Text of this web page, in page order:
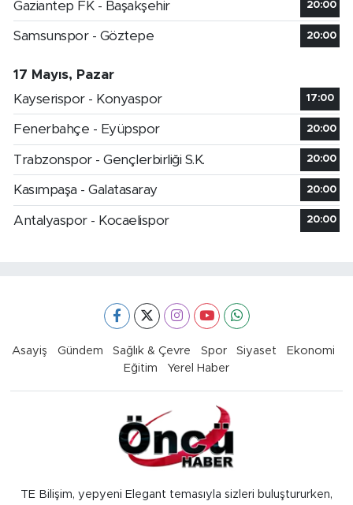
Gaziantep FK - Başakşehir 20:00
Samsunspor - Göztepe 20:00
17 Mayıs, Pazar
Kayserispor - Konyaspor
17:00
Fenerbahçe - Eyüpspor 20:00
Trabzonspor - Gençlerbirliği S.K. 20:00
Kasımpaşa - Galatasaray 20:00
Antalyaspor - Kocaelispor 20:00
Asayiş Gündem Sağlık & Çevre Spor Siyaset
Ekonomi
Eğitim
Yerel Haber
TE Bilişim, yepyeni Elegant temasıyla sizleri buluştururken,